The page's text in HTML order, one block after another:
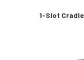
1-Slot